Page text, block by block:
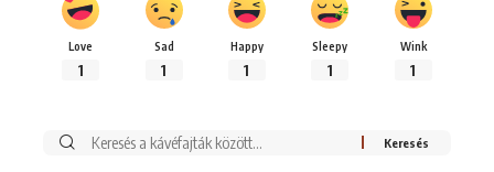
Love
1
Sad
1
Happy
1
Sleepy
1
Wink
1
Keresés: